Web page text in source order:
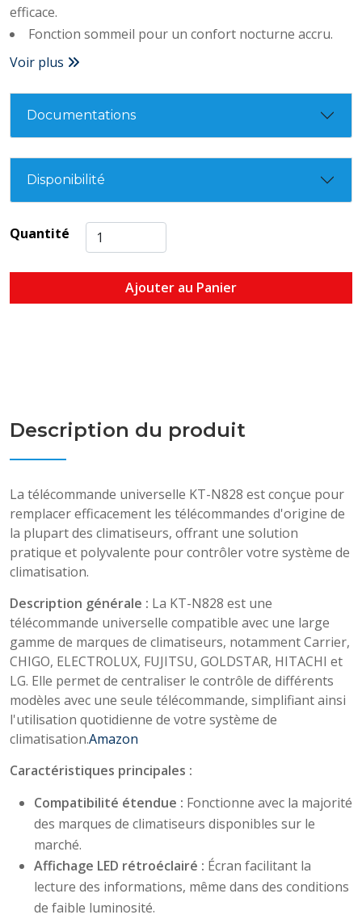
efficace.​
Fonction sommeil pour un confort nocturne accru.
Voir plus
Documentations
Disponibilité
Quantité
Ajouter au Panier
Description du produit
​La télécommande universelle KT-N828 est conçue pour
remplacer efficacement les télécommandes d'origine de
la plupart des climatiseurs, offrant une solution
pratique et polyvalente pour contrôler votre système de
climatisation.​
Description générale : La KT-N828 est une
télécommande universelle compatible avec une large
gamme de marques de climatiseurs, notamment Carrier,
CHIGO, ELECTROLUX, FUJITSU, GOLDSTAR, HITACHI et
LG. Elle permet de centraliser le contrôle de différents
modèles avec une seule télécommande, simplifiant ainsi
l'utilisation quotidienne de votre système de
climatisation.​Amazon
Caractéristiques principales :
Compatibilité étendue : Fonctionne avec la majorité
des marques de climatiseurs disponibles sur le
marché.​
Affichage LED rétroéclairé : Écran facilitant la
lecture des informations, même dans des conditions
de faible luminosité.​